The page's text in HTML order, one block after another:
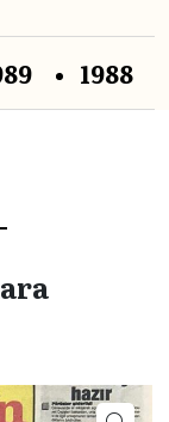
1988